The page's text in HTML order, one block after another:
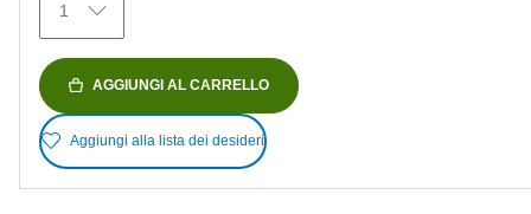
1
AGGIUNGI AL CARRELLO
Aggiungi alla lista dei desideri